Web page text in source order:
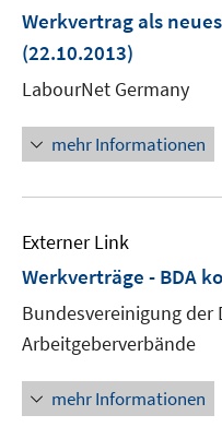
Werkvertrag als
(22.10.2013)
LabourNet Germany
mehr Informationen
Externer Link
Werkverträge - BDA
Bundesvereinigung der
Arbeitgeberverbände
mehr Informationen